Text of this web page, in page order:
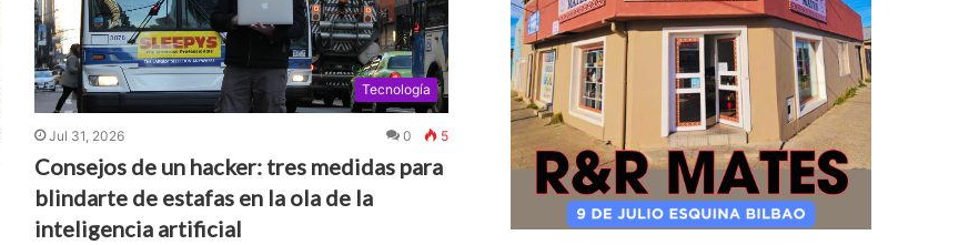
Tecnología
Jul 31, 2026 0 5
Consejos de un hacker: tres medidas para
blindarte de estafas en la ola de la
inteligencia artificial